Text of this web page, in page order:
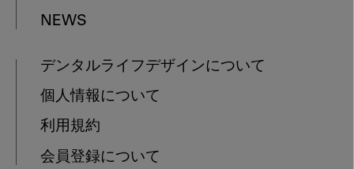
NEWS
デンタルライフデザインについて
個人情報について
利用規約
会員登録について